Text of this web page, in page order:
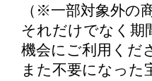
（※一部対象外の
それだけでなく期
機会にご利用くだ
また不要になった